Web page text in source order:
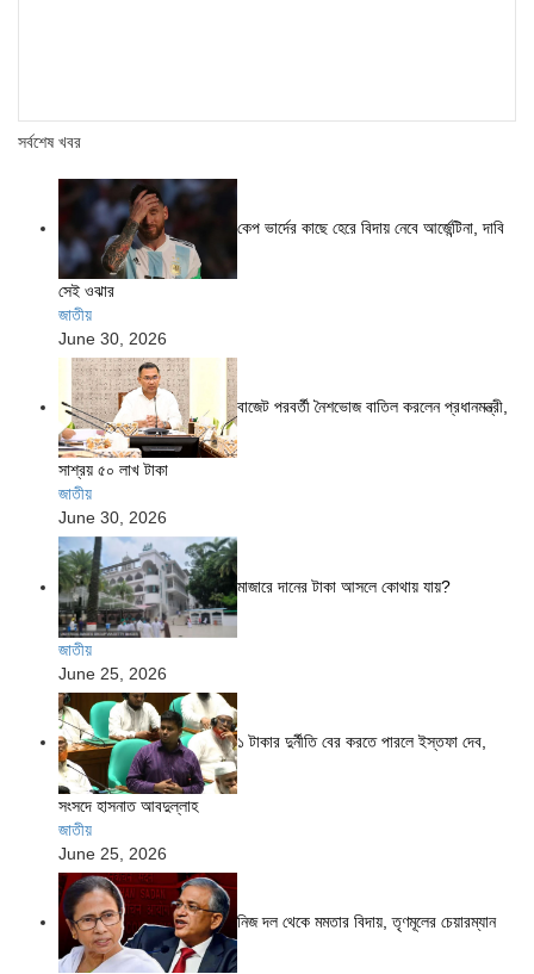
সর্বশেষ খবর
কেপ ভার্দের কাছে হেরে বিদায় নেবে আর্জেন্টিনা, দাবি
সেই ওঝার
জাতীয়
June 30, 2026
বাজেট পরবর্তী নৈশভোজ বাতিল করলেন প্রধানমন্ত্রী,
সাশ্রয় ৫০ লাখ টাকা
জাতীয়
June 30, 2026
মাজারে দানের টাকা আসলে কোথায় যায়?
জাতীয়
June 25, 2026
১ টাকার দুর্নীতি বের করতে পারলে ইস্তফা দেব,
সংসদে হাসনাত আবদুল্লাহ
জাতীয়
June 25, 2026
নিজ দল থেকে মমতার বিদায়, তৃণমূলের চেয়ারম্যান